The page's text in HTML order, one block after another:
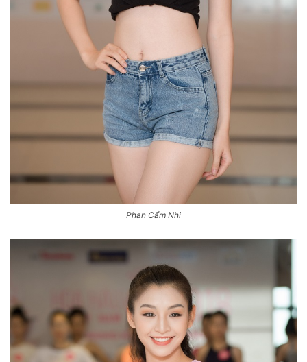
Phan Cẩm Nhi